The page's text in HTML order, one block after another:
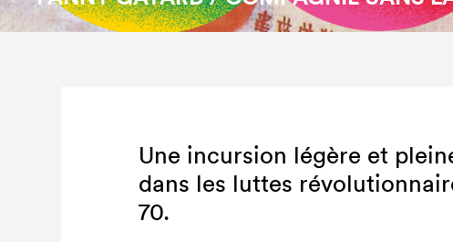
Une incursion légère et
dans les luttes
70.